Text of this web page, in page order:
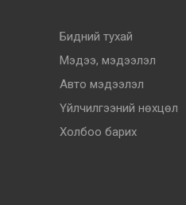
Бидний тухай
Мэдээ, мэдээлэл
Авто мэдээлэл
Үйлчилгээний нөхцөл
Холбоо барих